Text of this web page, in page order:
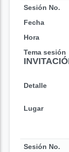
Sesión No.
Fecha
Hora
Tema sesión
Detalle
Lugar
Sesión No.